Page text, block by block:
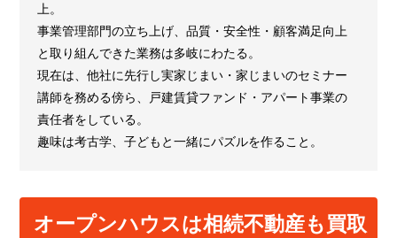
上。
事業管理部門の立ち上げ、品質・安全性・顧客満足向上
と取り組んできた業務は多岐にわたる。
現在は、他社に先行し実家じまい・家じまいのセミナー
講師を務める傍ら、戸建賃貸ファンド・アパート事業の
責任者をしている。
趣味は考古学、子どもと一緒にパズルを作ること。
オープンハウスは相続不動産も買取